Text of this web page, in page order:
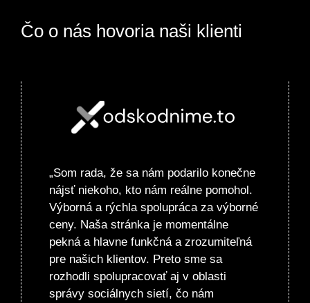
Čo o nás hovoria naši klienti
„Som rada, že sa nám podarilo konečne
nájsť niekoho, kto nám reálne pomohol.
Výborná a rýchla spolupráca za výborné
ceny. Naša stránka je momentálne
pekná a hlavne funkčná a zrozumiteľná
pre našich klientov. Preto sme sa
rozhodli spolupracovať aj v oblasti
správy sociálnych sietí, čo nám